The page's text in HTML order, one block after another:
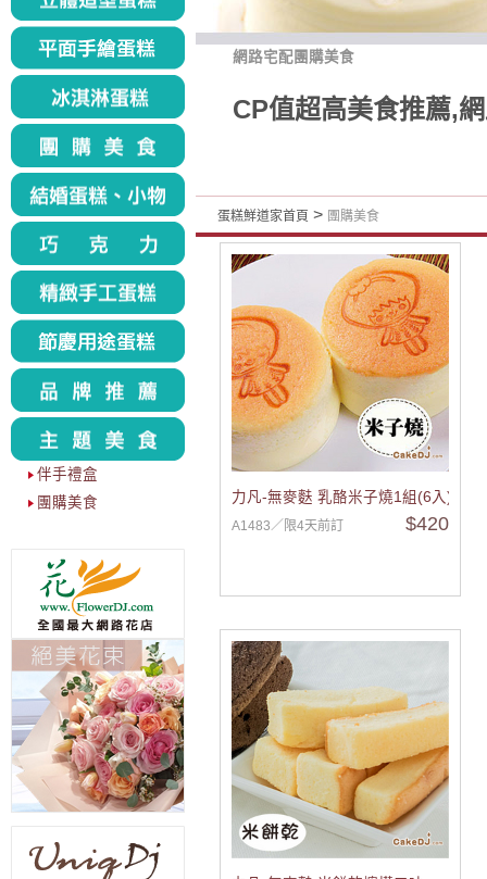
伴手禮盒
團購美食
網路宅配團購美食
CP值超高美食推薦,
蛋糕鮮道家首頁 > 團購美食
力凡-無麥麩 乳酪米子燒1組(6入)
A1483／限4天前訂 $420